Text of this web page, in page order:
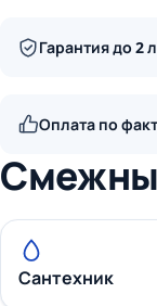
Гарантия до 2
Оплата по
Сантехник